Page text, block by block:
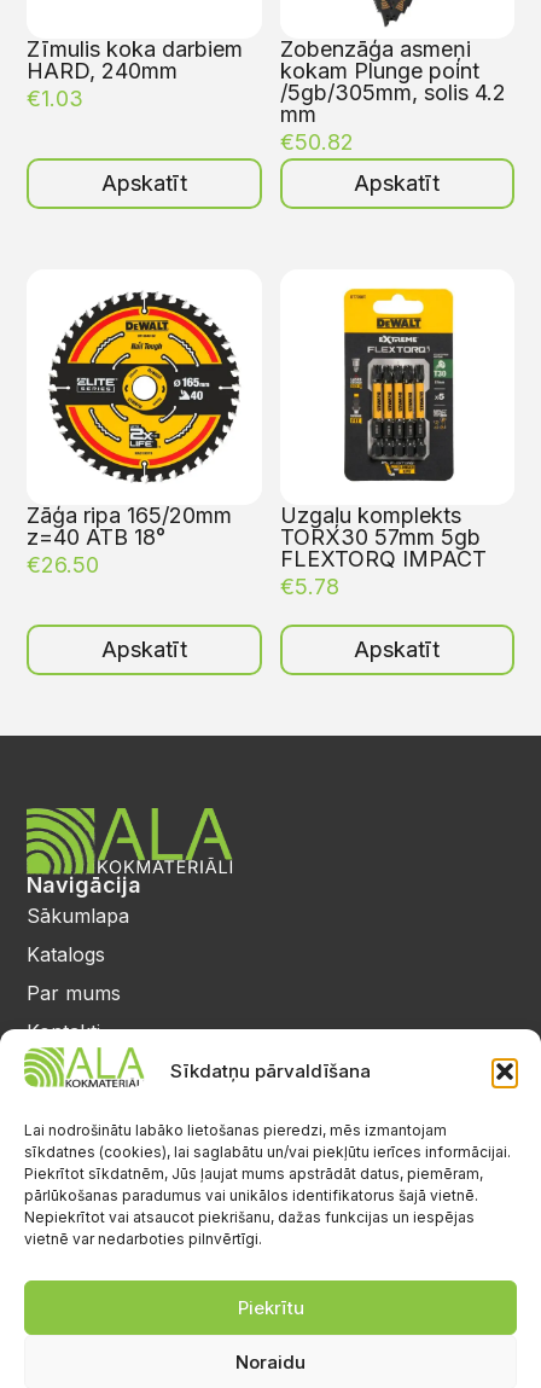
Sīkdatņu pārvaldīšana
Lai nodrošinātu labāko lietošanas pieredzi, mēs izmantojam
sīkdatnes (cookies), lai saglabātu un/vai piekļūtu ierīces informācijai.
Piekrītot sīkdatnēm, Jūs ļaujat mums apstrādāt datus, piemēram,
pārlūkošanas paradumus vai unikālos identifikatorus šajā vietnē.
Nepiekrītot vai atsaucot piekrišanu, dažas funkcijas un iespējas
vietnē var nedarboties pilnvērtīgi.
Piekrītu
Noraidu
Zīmulis koka darbiem
HARD, 240mm
€1.03
Apskatīt
Zobenzāģa asmeņi
kokam Plunge point
/5gb/305mm, solis 4.2
mm
€50.82
Apskatīt
Zāģa ripa 165/20mm
z=40 ATB 18°
€26.50
Apskatīt
Uzgaļu komplekts
TORX30 57mm 5gb
FLEXTORQ IMPACT
€5.78
Apskatīt
Navigācija
Sākumlapa
Katalogs
Par mums
Kontakti
Privātuma politika
25 64 17 98
info@alalignea.lv
Daugavas iela 28, Mārupe
Facebook
S.-Sv.: brīvs